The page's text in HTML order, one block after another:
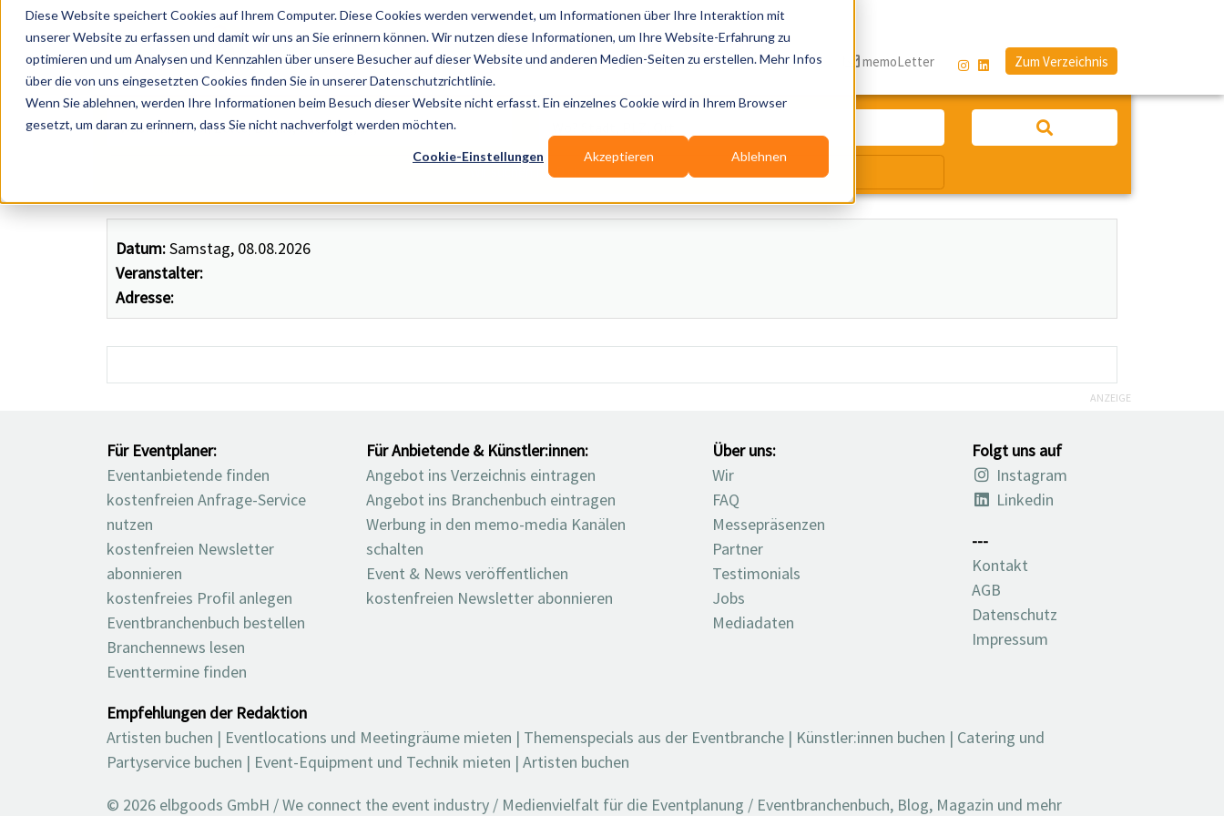
Diese Website speichert Cookies auf Ihrem Computer. Diese Cookies werden verwendet, um Informationen über Ihre Interaktion mit
unserer Website zu erfassen und damit wir uns an Sie erinnern können. Wir nutzen diese Informationen, um Ihre Website-Erfahrung zu
optimieren und um Analysen und Kennzahlen über unsere Besucher auf dieser Website und anderen Medien-Seiten zu erstellen. Mehr Infos
über die von uns eingesetzten Cookies finden Sie in unserer Datenschutzrichtlinie.
Wenn Sie ablehnen, werden Ihre Informationen beim Besuch dieser Website nicht erfasst. Ein einzelnes Cookie wird in Ihrem Browser
gesetzt, um daran zu erinnern, dass Sie nicht nachverfolgt werden möchten.
Cookie-Einstellungen Akzeptieren Ablehnen
Datum:Samstag, 08.08.2026
Veranstalter:
Adresse:
Publikationen Branchen-Infos Services Blog memoLetter Zum Verzeichnis
Künstler, Zelte, Bands, Catering, ...
Wir suchen für Dich
ANZEIGE
Für Eventplaner:
Eventanbietende finden
kostenfreien Anfrage-Service
nutzen
kostenfreien Newsletter
abonnieren
kostenfreies Profil anlegen
Eventbranchenbuch bestellen
Branchennews lesen
Eventtermine finden
Für Anbietende & Künstler:innen:
Angebot ins Verzeichnis eintragen
Angebot ins Branchenbuch eintragen
Werbung in den memo-media Kanälen
schalten
Event & News veröffentlichen
kostenfreien Newsletter abonnieren
Über uns:
Wir
FAQ
Messepräsenzen
Partner
Testimonials
Jobs
Mediadaten
Folgt uns auf
Instagram
Linkedin
---
Kontakt
AGB
Datenschutz
Impressum
Empfehlungen der Redaktion
Artisten buchen | Eventlocations und Meetingräume mieten | Themenspecials aus der Eventbranche | Künstler:innen buchen | Catering und
Partyservice buchen | Event-Equipment und Technik mieten | Artisten buchen
© 2026 elbgoods GmbH / We connect the event industry / Medienvielfalt für die Eventplanung / Eventbranchenbuch, Blog, Magazin und mehr